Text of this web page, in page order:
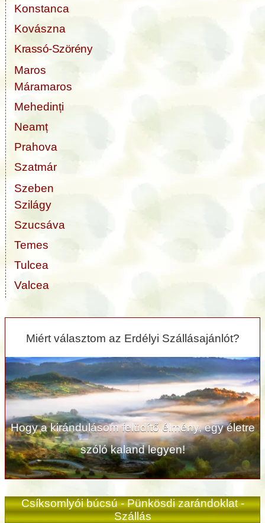
Konstanca
Kovászna
Krassó-Szörény
Maros
Máramaros
Mehedinți
Neamț
Prahova
Szatmár
Szeben
Szilágy
Szucsáva
Temes
Tulcea
Valcea
Miért választom az Erdélyi Szállásajánlót?
Hogy a kirándulásom felüdítő élmény, egy életre
szóló kaland legyen!
Csíksomlyói búcsú -Pünkösdi zarándoklat -
Szállás